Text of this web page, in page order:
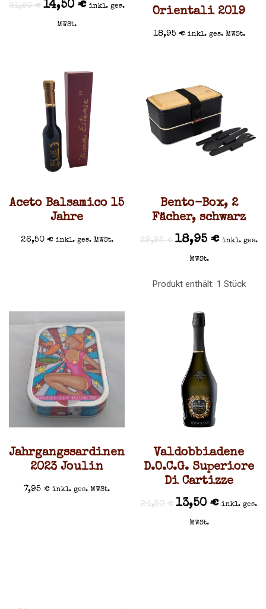
21,50€ 14,50€ inkl. ges.
MWSt.
Orientali 2019
18,95 € inkl. ges. MWSt.
Aceto Balsamico 15
Jahre
26,50 € inkl. ges. MWSt.
Bento-Box, 2
Fächer, schwarz
29,95€ 18,95€ inkl. ges.
MWSt.
Produkt enthält: 1Stück
Jahrgangssardinen
2023 Joulin
7,95€ inkl. ges. MWSt.
Valdobbiadene
D.O.C.G. Superiore
Di Cartizze
24,50€ 13,50€ inkl. ges.
MWSt.